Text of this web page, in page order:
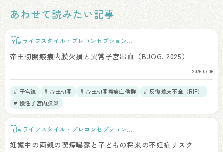
あわせて読みたい記事
ライフスタイル・プレコンセプションケ
帝王切開瘢痕内膜欠損と異常子宮出血（BJOG. 2025）
2026.07.06
# 子宮鏡 # 帝王切開 # 帝王切開瘢痕症候群
# 反復着床不全（RIF）
# 慢性子宮内膜炎
ライフスタイル・プレコンセプションケ
妊娠中の両親の喫煙曝露と子どもの将来の不妊症リスク